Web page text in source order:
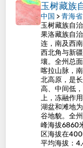
玉树藏族
中国 >青海省
玉树藏族自
果洛藏族自
连，南及西
西北角与新
壤。全州总
喀拉山脉，
北高原，是
高、中间低
上，冻融作
湖盆和滩地
谷地貌。全
峰海拔6860
区海拔在
平均海拔 ：